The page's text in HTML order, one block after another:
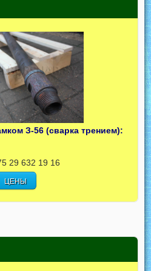
З-56 (сварка трением):
29 632 19 16
ЦЕНЫ